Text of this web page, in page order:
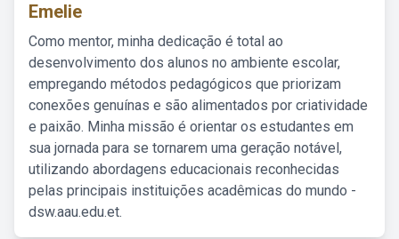
Emelie
Como mentor, minha dedicação é total ao
desenvolvimento dos alunos no ambiente escolar,
empregando métodos pedagógicos que priorizam
conexões genuínas e são alimentados por criatividade
e paixão. Minha missão é orientar os estudantes em
sua jornada para se tornarem uma geração notável,
utilizando abordagens educacionais reconhecidas
pelas principais instituições acadêmicas do mundo -
dsw.aau.edu.et.